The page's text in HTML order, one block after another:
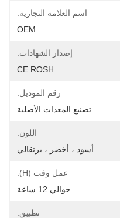
اسم العلامة التجارية:
OEM
إصدار الشهادات:
CE ROSH
رقم الموديل:
تصنيع المعدات الأصلية
اللون:
أسود ، أخضر ، برتقالي
عمل وقت (h):
حوالي 12 ساعة
تطبيق: